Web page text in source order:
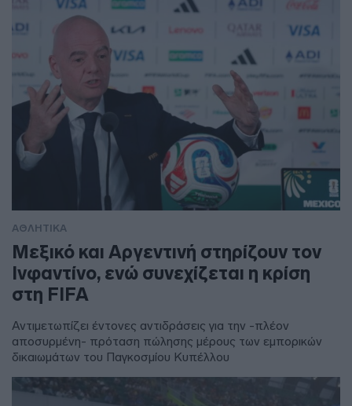
ΑΘΛΗΤΙΚΑ
Μεξικό και Αργεντινή στηρίζουν τον
Ινφαντίνο, ενώ συνεχίζεται η κρίση
στη FIFA
Αντιμετωπίζει έντονες αντιδράσεις για την -πλέον
αποσυρμένη- πρόταση πώλησης μέρους των εμπορικών
δικαιωμάτων του Παγκοσμίου Κυπέλλου